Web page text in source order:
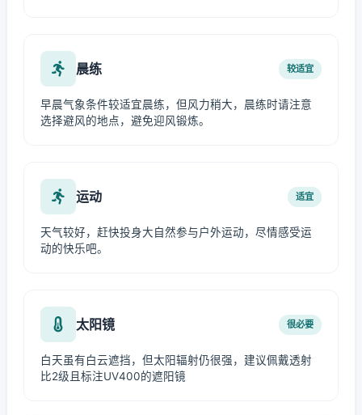
晨练 较适宜
早晨气象条件较适宜晨练，但风力稍大，晨练时请注意
选择避风的地点，避免迎风锻炼。
运动 适宜
天气较好，赶快投身大自然参与户外运动，尽情感受运
动的快乐吧。
太阳镜 很必要
白天虽有白云遮挡，但太阳辐射仍很强，建议佩戴透射
比2级且标注UV400的遮阳镜